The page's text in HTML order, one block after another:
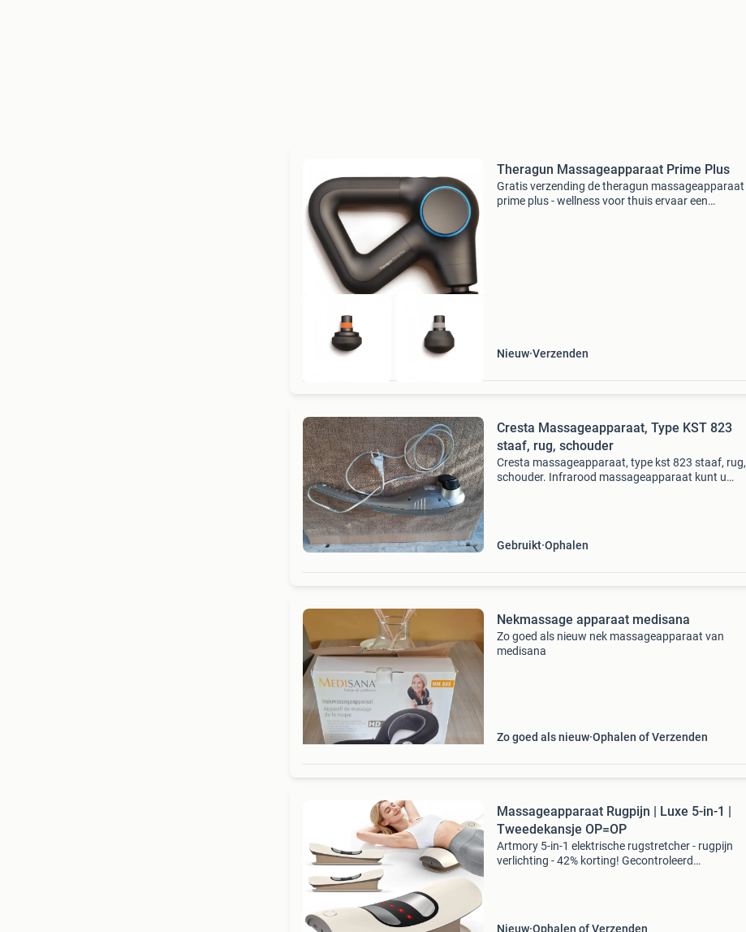
Theragun Massageapparaat Prime Plus
Gratis verzending de theragun massageapparaat
prime plus - wellness voor thuis ervaar een
Nieuw Verzenden
Cresta Massageapparaat, Type KST 823
staaf, rug, schouder
Cresta massageapparaat, type kst 823 staaf, rug,
schouder. Infrarood massageapparaat kunt u
Gebruikt Ophalen
Nekmassage apparaat medisana
Zo goed als nieuw nek massageapparaat van
medisana
Zo goed als nieuw Ophalen of Verzenden
Massageapparaat Rugpijn | Luxe 5-in-1 |
Tweedekansje OP=OP
Artmory 5-in-1 elektrische rugstretcher - rugpijn
verlichting - 42% korting! Gecontroleerd
Nieuw Ophalen of Verzenden